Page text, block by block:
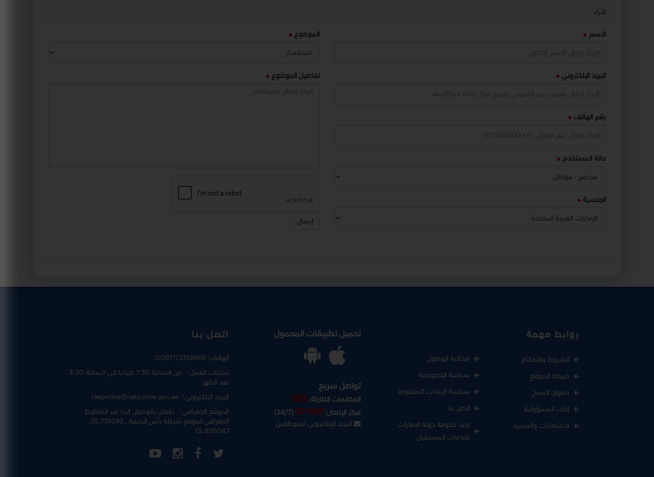
الآراء
الاسم
البريد الإلكتروني
رقم الهاتف
حالة المستخدم
الجنسية
الموضوع
تفاصيل الموضوع
إرسال
روابط مهمة
الشروط والأحكام
خريطة الموقع
حقوق النسخ
إخلاء المسؤولية
الاختصارات والمسرد
إمكانية الوصول
سياسة الخصوصية
سياسة البيانات المفتوحة
اتصل بنا
وعد حكومة دولة الإمارات
لخدمات المستقبل
تحميل تطبيقات المحمول
تواصل سريع
المكالمات الطارئة:999
مركز الإتصال: 07-901
(24/7)
البريد الإلكتروني للموظفين
اتصل بنا
الهاتف:0097172356666
ساعات العمل:
من الساعة 7:30 صباحا إلى الساعة 3:30
بعد الظهر
البريد الإلكتروني:
الموقع الجغرافي:
تفضل بالوصول إلينا عبر التخطيط
الجغرافي لموقع شرطة رأس الخيمة
, 25.739292,
55.895047